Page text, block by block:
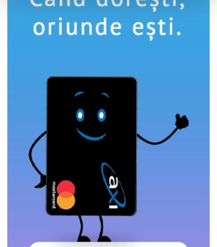
Utilizam cookie-uri pentru a personaliza experienta dvs.
pe website, pentru a analiza traficul pe website, precum
si pentru activitatea noastra de publicitate online.